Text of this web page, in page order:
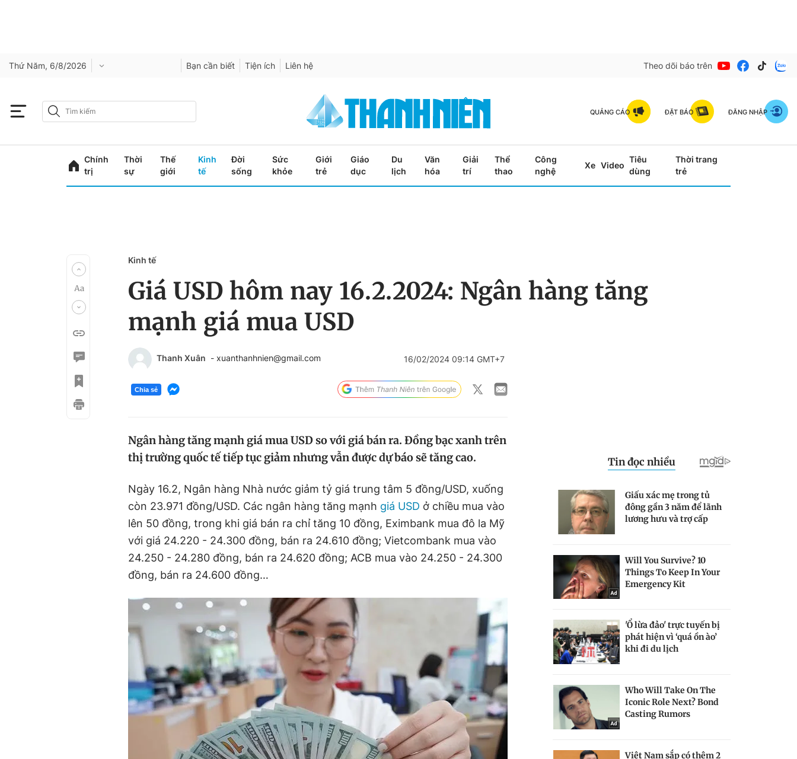
Thứ Năm, 6/8/2026 Bạn cần biết Tiện ích Liên hệ Theo dõi báo trên
QUẢNG CÁO ĐẶT BÁO ĐĂNG NHẬP
Chính
trị
Thời
sự
Thế
giới
Kinh
tế
Đời
sống
Sức
khỏe
Giới
trẻ
Giáo
dục
Du
lịch
Văn
hóa
Giải
trí
Thể
thao
Công
nghệ
Xe Video
Tiêu
dùng
Thời trang
trẻ
Kinh tế
Giá USD hôm nay 16.2.2024: Ngân hàng tăng
mạnh giá mua USD
Thanh Xuân - xuanthanhnien@gmail.com 16/02/2024 09:14 GMT+7
Chia sẻ
Ngân hàng tăng mạnh giá mua USD so với giá bán ra. Đồng bạc xanh trên
thị trường quốc tế tiếp tục giảm nhưng vẫn được dự báo sẽ tăng cao.
Ngày 16.2, Ngân hàng Nhà nước giảm tỷ giá trung tâm 5 đồng/USD, xuống
còn 23.971 đồng/USD. Các ngân hàng tăng mạnh giá USD ở chiều mua vào
lên 50 đồng, trong khi giá bán ra chỉ tăng 10 đồng, Eximbank mua đô la Mỹ
với giá 24.220 - 24.300 đồng, bán ra 24.610 đồng; Vietcombank mua vào
24.250 - 24.280 đồng, bán ra 24.620 đồng; ACB mua vào 24.250 - 24.300
đồng, bán ra 24.600 đồng…